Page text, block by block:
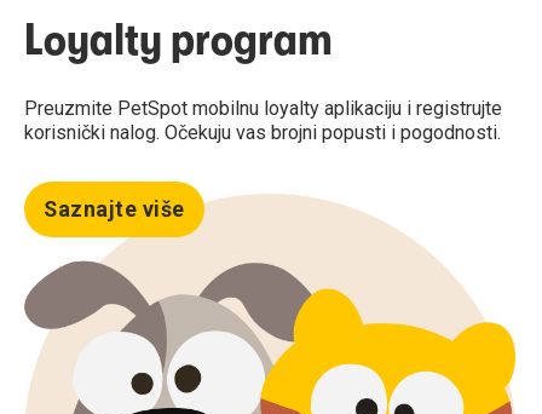
Loyalty program
Preuzmite PetSpot mobilnu loyalty aplikaciju i registrujte
korisnički nalog. Očekuju vas brojni popusti i pogodnosti.
Saznajte više